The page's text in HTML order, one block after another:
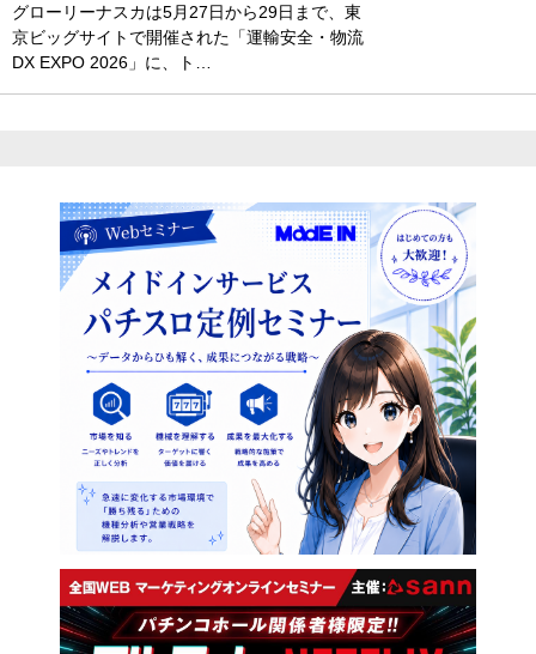
グローリーナスカは5月27日から29日まで、東
京ビッグサイトで開催された「運輸安全・物流
DX EXPO 2026」に、ト…